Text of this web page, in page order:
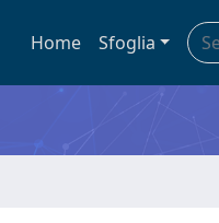
Home Sfoglia